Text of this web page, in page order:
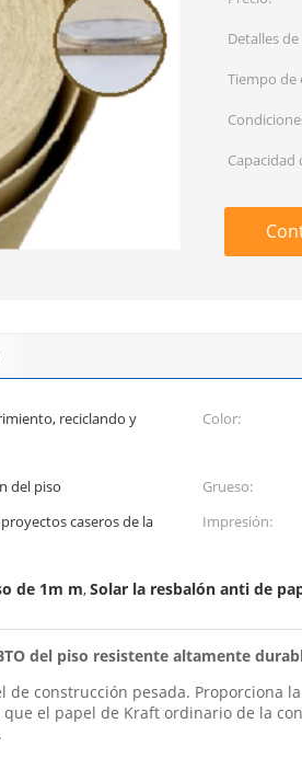
Detalles
Tiempo de
Capacidad
reciclando y
Color:
del piso Grueso:
caseros de la
Impresión:
de 1m m,Solar la resbalón anti de
del piso resistente altamente
de construcción pesada.
el papel de Kraft ordinario de la